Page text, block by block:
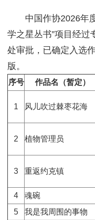
中国作协2026年
学之星丛书”项目经过
处审批，已确定入选
版。
序号 作品名（暂定）
1 风儿吹过棘枣花海
2 植物管理员
3 重返约克镇
4 魂碗
5
我是我周围的事物